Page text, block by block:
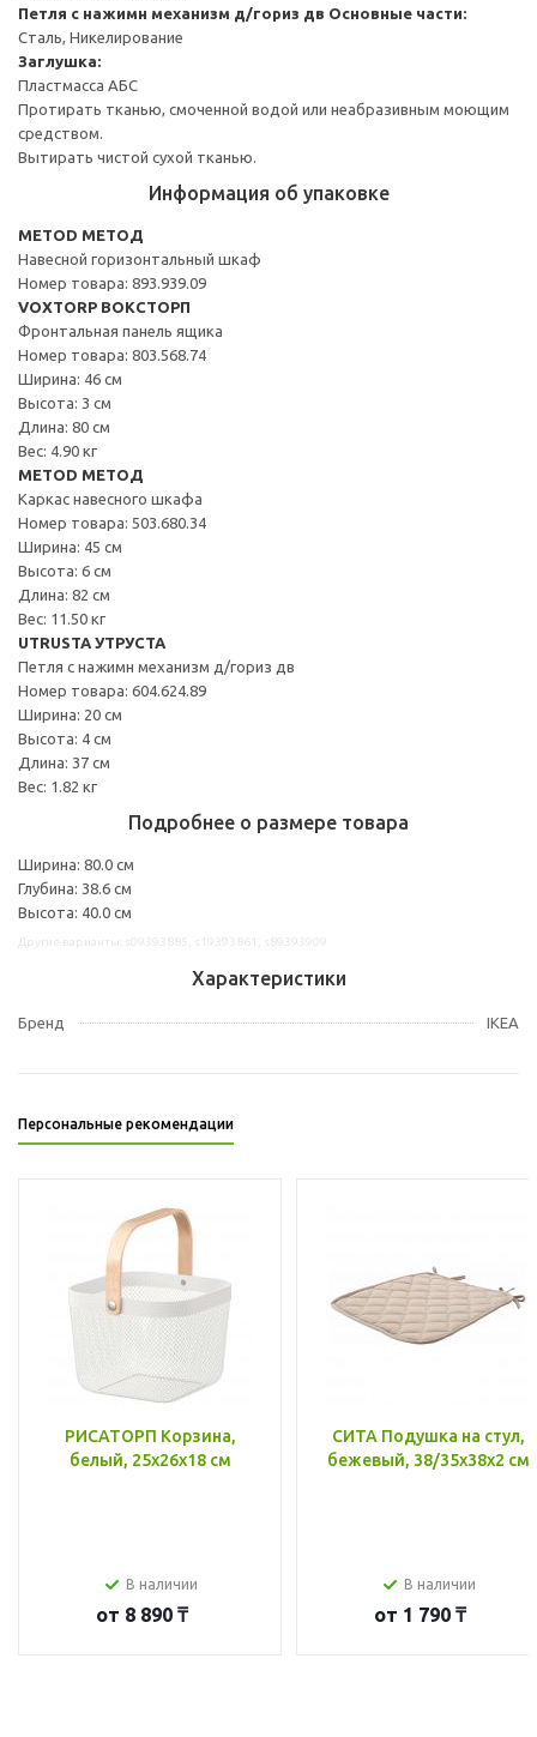
Петля с нажимн механизм д/гориз дв Основные части:
Сталь, Никелирование
Заглушка:
Пластмасса АБС
Протирать тканью, смоченной водой или неабразивным моющим
средством.
Вытирать чистой сухой тканью.
Информация об упаковке
METOD МЕТОД
Навесной горизонтальный шкаф
Номер товара: 893.939.09
VOXTORP ВОКСТОРП
Фронтальная панель ящика
Номер товара: 803.568.74
Ширина: 46 см
Высота: 3 см
Длина: 80 см
Вес: 4.90 кг
METOD МЕТОД
Каркас навесного шкафа
Номер товара: 503.680.34
Ширина: 45 см
Высота: 6 см
Длина: 82 см
Вес: 11.50 кг
UTRUSTA УТРУСТА
Петля с нажимн механизм д/гориз дв
Номер товара: 604.624.89
Ширина: 20 см
Высота: 4 см
Длина: 37 см
Вес: 1.82 кг
Подробнее о размере товара
Ширина: 80.0 см
Глубина: 38.6 см
Высота: 40.0 см
Характеристики
Бренд IKEA
Персональные рекомендации
РИСАТОРП Корзина,
белый, 25x26x18 см
В наличии
от 8 890 ₸
СИТА Подушка на стул,
бежевый, 38/35x38x2 см
В наличии
от 1 790 ₸